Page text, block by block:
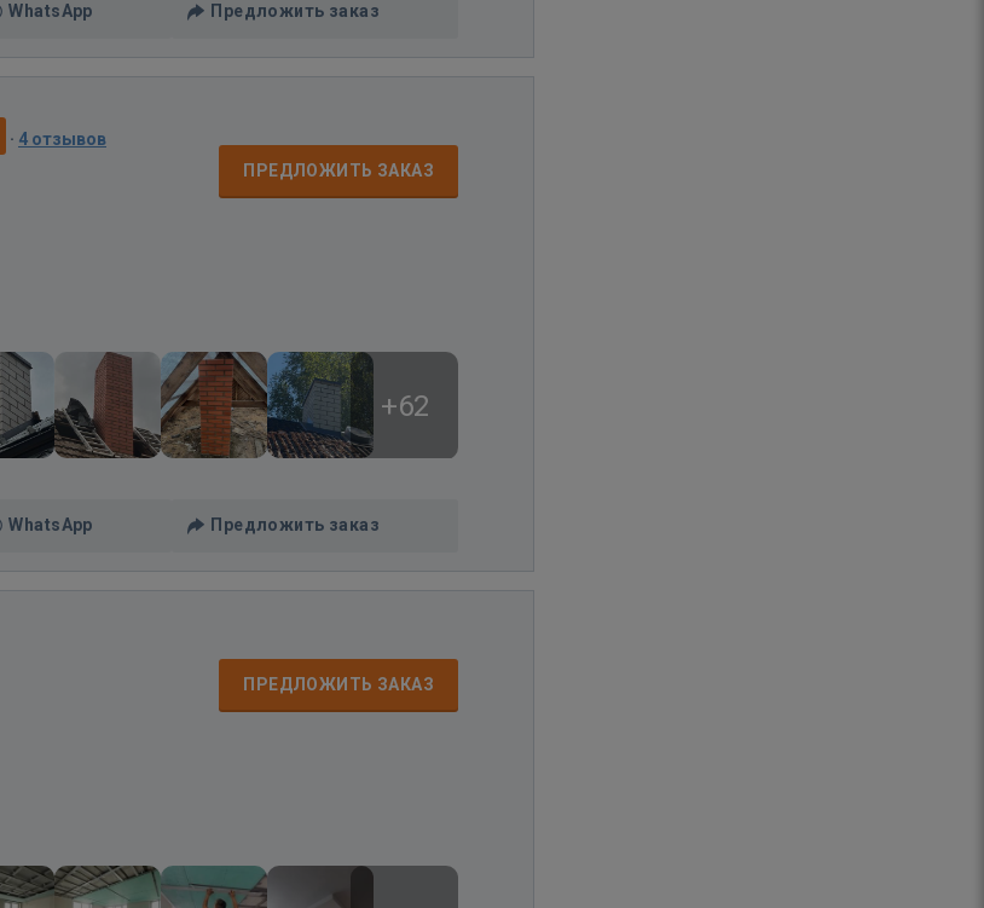
WhatsApp Предложить заказ
· 4 отзывов
ПРЕДЛОЖИТЬ ЗАКАЗ
+62
WhatsApp Предложить заказ
ПРЕДЛОЖИТЬ ЗАКАЗ